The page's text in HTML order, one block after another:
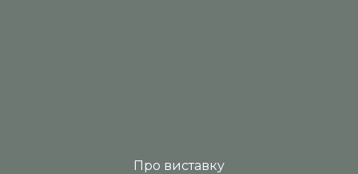
Про виставку